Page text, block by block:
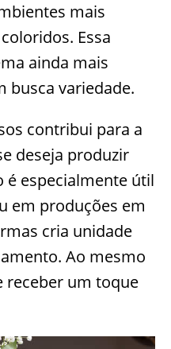
mais
Essa
ainda mais
busca variedade.
contribui para a
deseja produzir
é especialmente útil
em produções em
cria unidade
Ao mesmo
receber um toque